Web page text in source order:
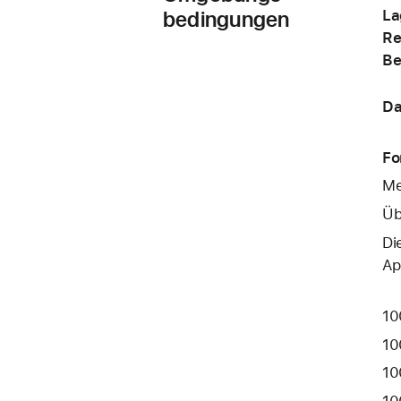
bedingungen